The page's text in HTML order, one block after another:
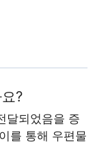
?
달되었음을 증
를 통해 우편물